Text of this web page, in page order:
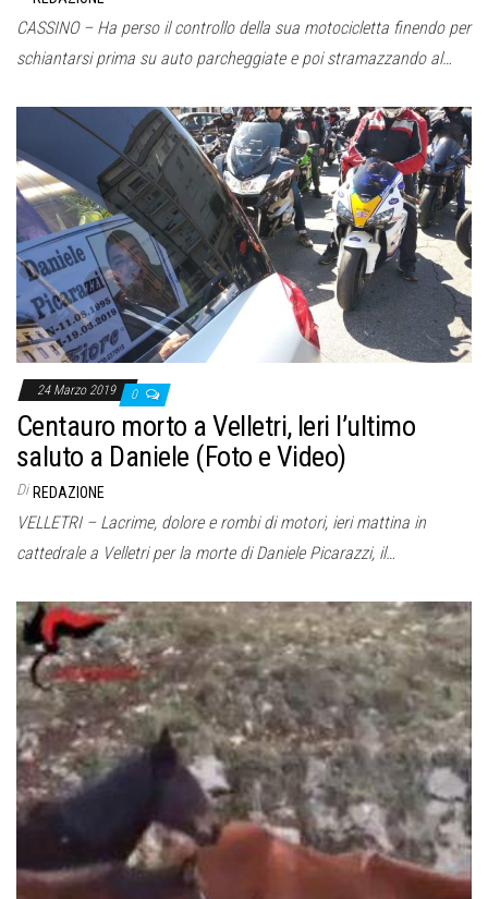
CASSINO – Ha perso il controllo della sua motocicletta finendo per
schiantarsi prima su auto parcheggiate e poi stramazzando al…
24 Marzo 2019 0
Centauro morto a Velletri, Ieri l’ultimo
saluto a Daniele (Foto e Video)
Di REDAZIONE
VELLETRI – Lacrime, dolore e rombi di motori, ieri mattina in
cattedrale a Velletri per la morte di Daniele Picarazzi, il…